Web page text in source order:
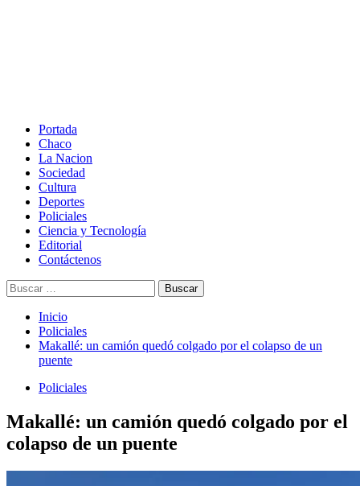
Portada
Chaco
La Nacion
Sociedad
Cultura
Deportes
Policiales
Ciencia y Tecnología
Editorial
Contáctenos
Buscar:
Inicio
Policiales
Makallé: un camión quedó colgado por el colapso de un
puente
Policiales
Makallé: un camión quedó colgado por el
colapso de un puente